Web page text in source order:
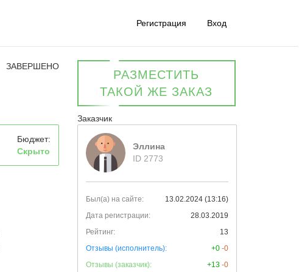
Регистрация Вход
ЗАВЕРШЕНО
РАЗМЕСТИТЬ
ТАКОЙ ЖЕ ЗАКАЗ
Бюджет:
Скрыто
Заказчик
Эллина
ID 2773
Был(а) на сайте:
13.02.2024 (13:16)
Дата регистрации:
28.03.2019
Рейтинг:
13
Отзывы (исполнитель):
+0 -0
Отзывы (заказчик):
+13 -0